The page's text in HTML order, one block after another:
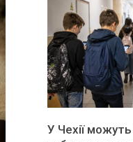
У Чехії